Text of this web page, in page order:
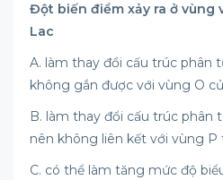
Đột biến điểm xảy ra ở vùng
Lac
A. làm thay đổi cấu trúc phân
không gắn được với vùng O
B. làm thay đổi cấu trúc phân
nên không liên kết với vùng P
C. có thể làm tăng mức độ